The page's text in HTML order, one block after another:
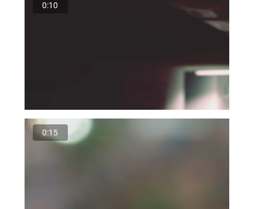
0:10
0:15